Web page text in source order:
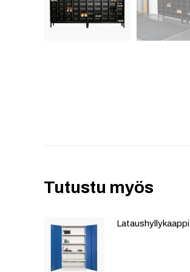
Tutustu myös
Lataushyllykaappi